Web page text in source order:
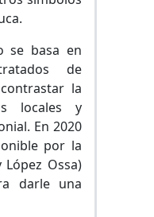
se basa en
de
la
locales y
En 2020
por la
Ossa)
darle una